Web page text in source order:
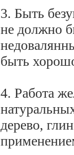
3. Быть
не должно
быть
4. Работа
дерево,